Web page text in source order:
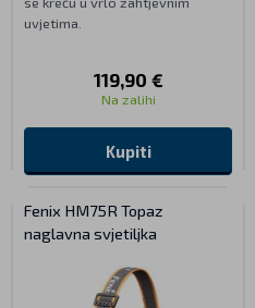
uvjetima.
119,90 €
Na zalihi
Kupiti
Fenix HM75R Topaz
naglavna svjetiljka